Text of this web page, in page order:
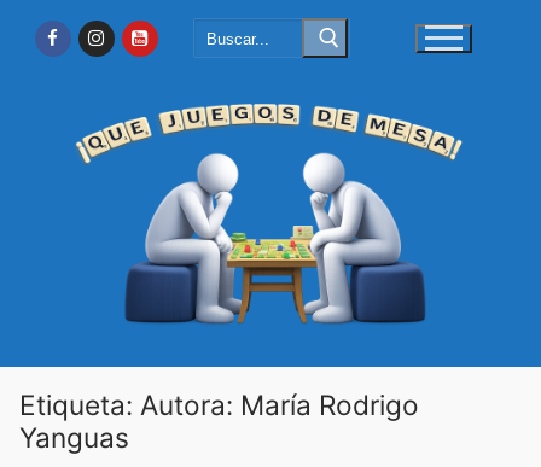
Buscar:
Etiqueta: Autora: María Rodrigo
Yanguas